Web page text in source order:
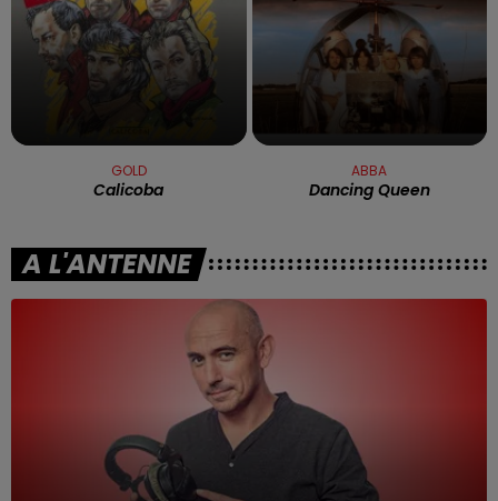
GOLD
Calicoba
ABBA
Dancing Queen
A L'ANTENNE